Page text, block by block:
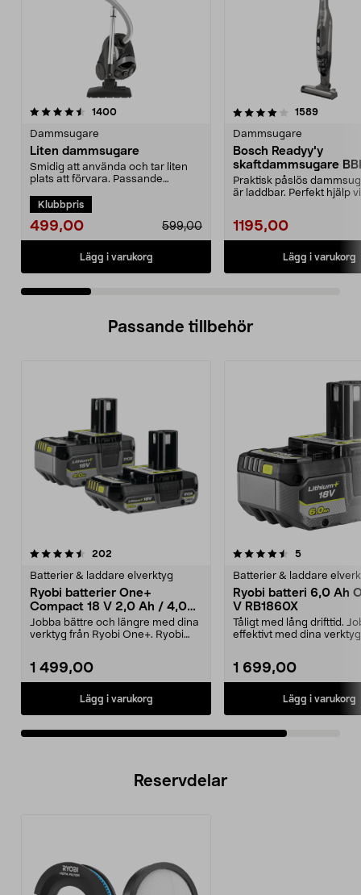
1400recensioner
Dammsugare
Liten dammsugare
Smidig att använda och tar liten
plats att förvara. Passande
Klubbpris
499,00 599,00
Lägg i varukorg
4.0 av 5 stjärnor 1589
Dammsugare
Bosch Readyy'y
skaftdammsugare
14,4 V
Praktisk påslös
är laddbar. Perfekt hjälp
1195,00
Lägg i varukorg
4.5 av 5 stjärnor
Passande tillbehör
202
Batterier & laddare elverktyg
Ryobi batterier One+
Compact 18 V 2,0 Ah / 4,0
Ah RB18242X
Jobba bättre och längre med dina
verktyg från Ryobi One+. Ryobi
1 499,00
Lägg i varukorg
4.5av 5 stjärnor 5recensioner
Batterier & laddare
Ryobi batteri 6,0 Ah
V RB1860X
Tåligt med lång drifttid.
effektivt med dina
1 699,00
Lägg i varukorg
Reservdelar